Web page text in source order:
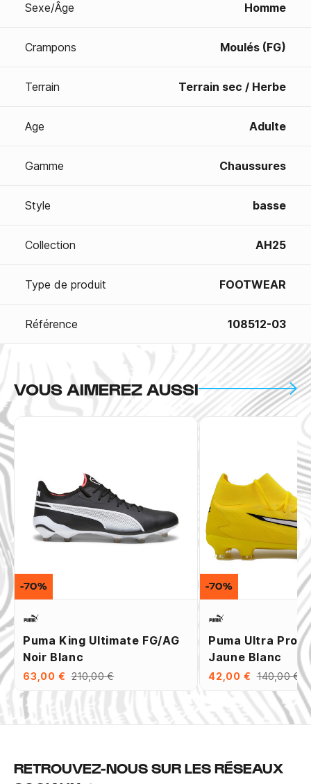
Sexe/Âge Homme
Crampons Moulés (FG)
Terrain Terrain sec / Herbe
Age Adulte
Gamme Chaussures
Style basse
Collection AH25
Type de produit FOOTWEAR
Référence 108512-03
VOUS AIMEREZ AUSSI
Puma King Ultimate FG/AG
Noir Blanc
63,00 € 210,00 €
-70%
Puma Ultra Pro
Jaune Blanc
42,00 € 140,00 €
-70%
RETROUVEZ-NOUS SUR LES RÉSEAUX